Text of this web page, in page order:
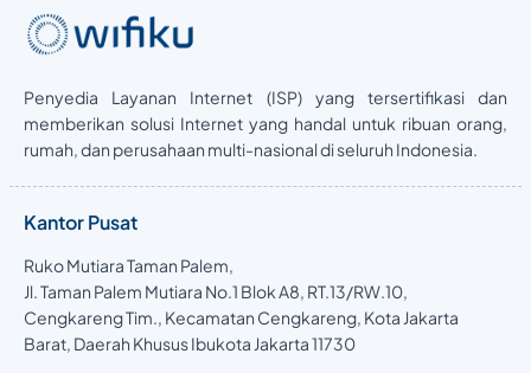
Penyedia Layanan Internet (ISP) yang tersertifikasi dan
memberikan solusi Internet yang handal untuk ribuan orang,
rumah, dan perusahaan multi-nasional di seluruh Indonesia.
Kantor Pusat
Ruko Mutiara Taman Palem,
Jl. Taman Palem Mutiara No.1 Blok A8, RT.13/RW.10,
Cengkareng Tim., Kecamatan Cengkareng, Kota Jakarta
Barat, Daerah Khusus Ibukota Jakarta 11730